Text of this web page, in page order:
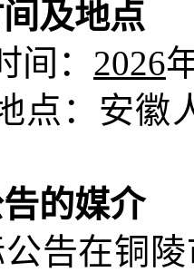
及地点
间： 2026
点：安徽
的媒介
告在铜